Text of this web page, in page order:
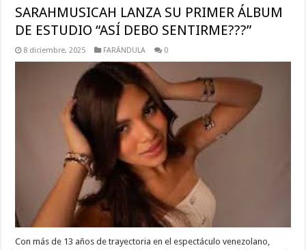
SARAHMUSICAH LANZA SU PRIMER ÁLBUM
DE ESTUDIO “ASÍ DEBO SENTIRME???”
8 diciembre, 2025 FARÁNDULA 0
Con más de 13 años de trayectoria en el espectáculo venezolano,